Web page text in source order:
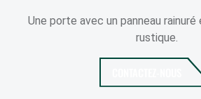
Une porte avec un panneau
rustique.